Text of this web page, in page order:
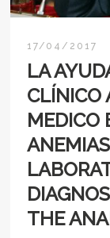
17/04/2017
LA
CLÍNICO
MEDICO
THE